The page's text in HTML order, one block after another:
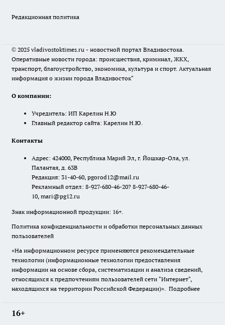
Редакционная политика
© 2025 vladivostoktimes.ru - новостной портал Владивостока.
Оперативные новости города: происшествия, криминал, ЖКХ,
транспорт, благоустройство, экономика, культура и спорт. Актуальная
информация о жизни города Владивосток"
О компании:
Учредитель: ИП Карелин Н.Ю
Главный редактор сайта: Карелин Н.Ю.
Контакты
Адрес: 424000, Республика Марий Эл, г. Йошкар-Ола, ул.
Палантая, д. 63В
Редакция: 31-40-60, pgorod12@mail.ru
Рекламный отдел: 8-927-680-46-20? 8-927-680-46-
10, mari@pg12.ru
Знак информационной продукции: 16+.
Политика конфиденциальности и обработки персональных данных
пользователей
«На информационном ресурсе применяются рекомендательные
технологии (информационные технологии предоставления
информации на основе сбора, систематизации и анализа сведений,
относящихся к предпочтениям пользователей сети "Интернет",
находящихся на территории Российской Федерации)». Подробнее
16+